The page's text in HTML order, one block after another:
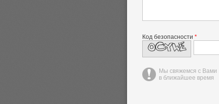
Код безопасности *
Мы свяжемся с Вами
в ближайшее время